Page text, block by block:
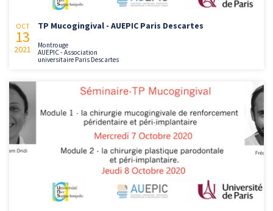
OCT
13
2021
TP Mucogingival - AUEPIC Paris Descartes
Montrouge
AUEPIC - Association
universitaire Paris Descartes